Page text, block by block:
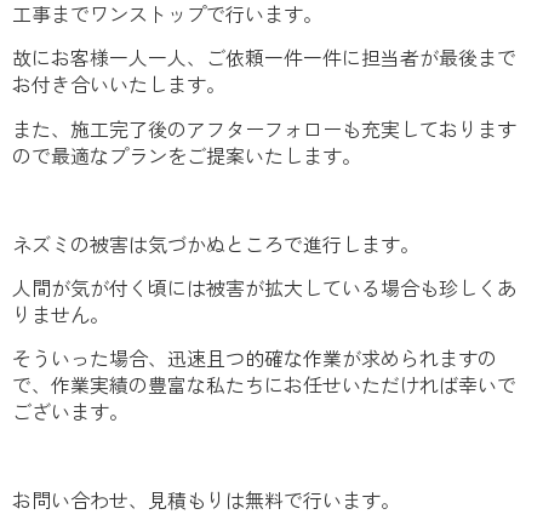
工事までワンストップで行います。
故にお客様一人一人、ご依頼一件一件に担当者が最後まで
お付き合いいたします。
また、施工完了後のアフターフォローも充実しております
ので最適なプランをご提案いたします。
ネズミの被害は気づかぬところで進行します。
人間が気が付く頃には被害が拡大している場合も珍しくあ
りません。
そういった場合、迅速且つ的確な作業が求められますの
で、作業実績の豊富な私たちにお任せいただければ幸いで
ございます。
お問い合わせ、見積もりは無料で行います。